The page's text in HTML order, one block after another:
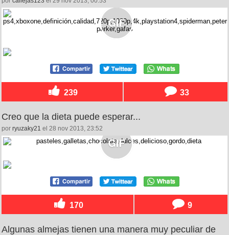
239 33
Creo que la dieta puede esperar...
por ryuzaky21 el 28 nov 2013, 23:52
170 9
Algunas almejas tienen una manera muy peculiar de